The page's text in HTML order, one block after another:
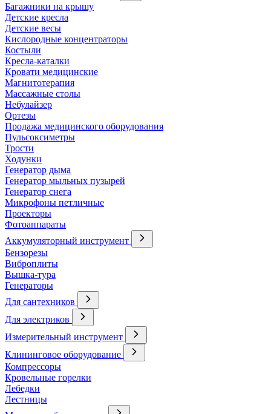
Багажники на крышу
Детские кресла
Детские весы
Кислородные концентраторы
Костыли
Кресла-каталки
Кровати медицинские
Магнитотерапия
Массажные столы
Небулайзер
Ортезы
Продажа медицинского оборудования
Пульсоксиметры
Трости
Ходунки
Генератор дыма
Генератор мыльных пузырей
Генератор снега
Микрофоны петличные
Проекторы
Фотоаппараты
Аккумуляторный инструмент
Бензорезы
Виброплиты
Вышка-тура
Генераторы
Для сантехников
Для электриков
Измерительный инструмент
Клининговое оборудование
Компрессоры
Кровельные горелки
Лебедки
Лестницы